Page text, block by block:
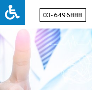
03-6496888